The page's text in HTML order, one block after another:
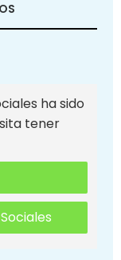
ha sido
tener